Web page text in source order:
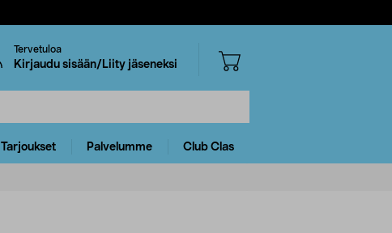
Tervetuloa
Kirjaudu sisään/Liity jäseneksi
Tarjoukset Palvelumme Club Clas